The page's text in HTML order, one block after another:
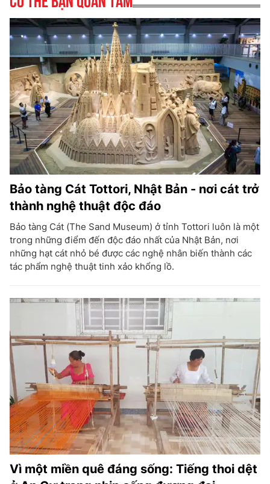
Bảo tàng Cát Tottori, Nhật Bản - nơi cát trở
thành nghệ thuật độc đáo
Bảo tàng Cát (The Sand Museum) ở tỉnh Tottori luôn là một
trong những điểm đến độc đáo nhất của Nhật Bản, nơi
những hạt cát nhỏ bé được các nghệ nhân biến thành các
tác phẩm nghệ thuật tinh xảo khổng lồ.
Vì một miền quê đáng sống: Tiếng thoi dệt